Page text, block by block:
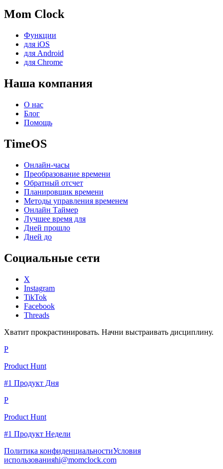
Mom Clock
Функции
для iOS
для Android
для Chrome
Наша компания
О нас
Блог
Помощь
TimeOS
Онлайн-часы
Преобразование времени
Обратный отсчет
Планировщик времени
Методы управления временем
Онлайн Таймер
Лучшее время для
Дней прошло
Дней до
Социальные сети
X
Instagram
TikTok
Facebook
Threads
Хватит прокрастинировать. Начни выстраивать дисциплину.
P
Product Hunt
#1 Продукт Дня
P
Product Hunt
#1 Продукт Недели
Политика конфиденциальностиУсловия
использованияhi@momclock.com